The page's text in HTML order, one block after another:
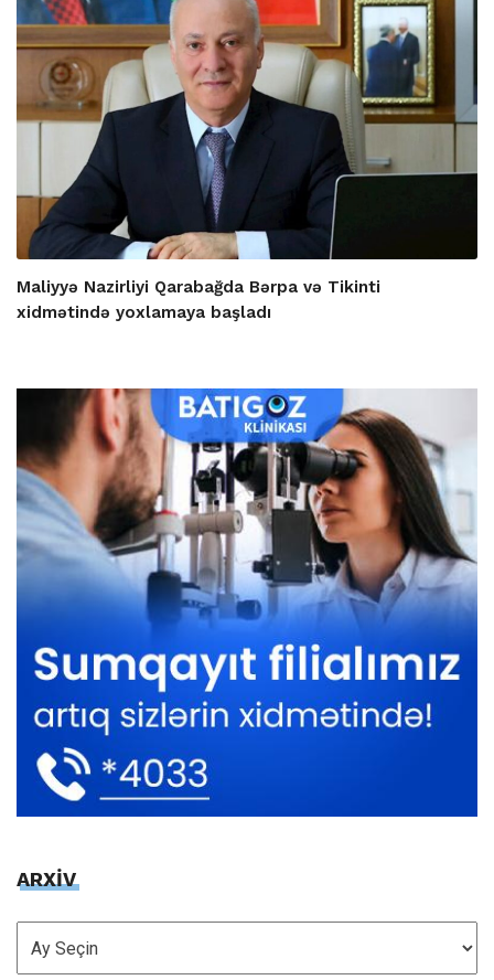
Maliyyə Nazirliyi Qarabağda Bərpa və Tikinti
xidmətində yoxlamaya başladı
ARXİV
ARXİV